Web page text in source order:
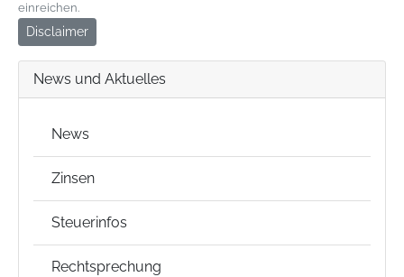
einreichen.
Disclaimer
News und Aktuelles
News
Zinsen
Steuerinfos
Rechtsprechung